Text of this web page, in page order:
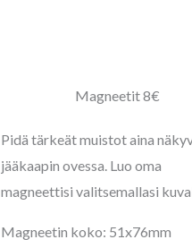
Magneetit 8€
Pidä tärkeät muistot aina
jääkaapin ovessa. Luo oma
magneettisi valitsemallasi
Magneetin koko: 51x76mm